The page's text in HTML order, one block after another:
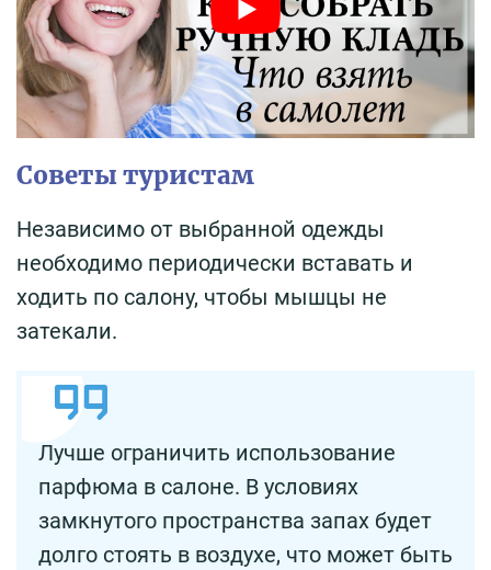
Советы туристам
Независимо от выбранной одежды
необходимо периодически вставать и
ходить по салону, чтобы мышцы не
затекали.
Лучше ограничить использование
парфюма в салоне. В условиях
замкнутого пространства запах будет
долго стоять в воздухе, что может быть